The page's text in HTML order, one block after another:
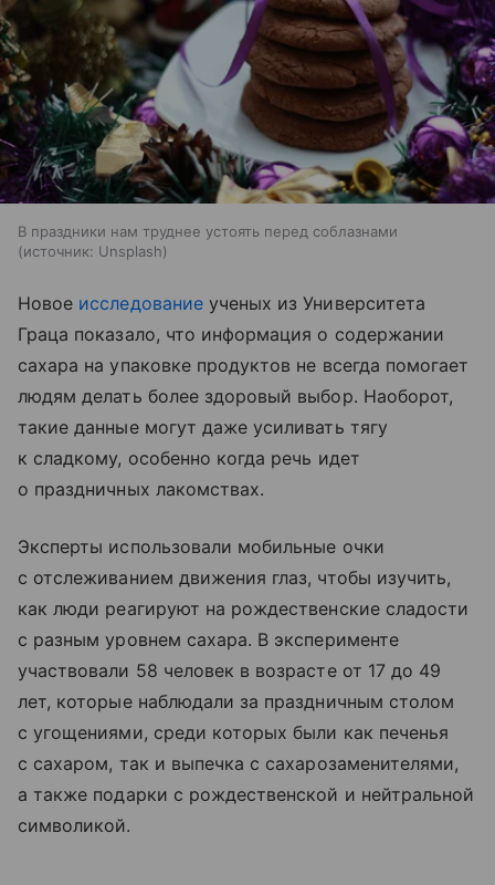
В праздники нам труднее устоять перед соблазнами
источник: Unsplash
Новое исследованиеученых из Университета
Граца показало, что информация о содержании
сахара на упаковке продуктов не всегда помогает
людям делать более здоровый выбор. Наоборот,
такие данные могут даже усиливать тягу
к сладкому, особенно когда речь идет
о праздничных лакомствах.
Эксперты использовали мобильные очки
с отслеживанием движения глаз, чтобы изучить,
как люди реагируют на рождественские сладости
с разным уровнем сахара. В эксперименте
участвовали 58 человек в возрасте от 17 до 49
лет, которые наблюдали за праздничным столом
с угощениями, среди которых были как печенья
с сахаром, так и выпечка с сахарозаменителями,
а также подарки с рождественской и нейтральной
символикой.